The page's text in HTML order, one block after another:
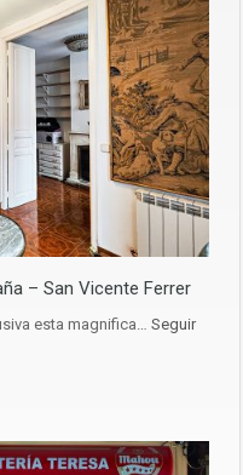
– San Vicente Ferrer
esta magnifica… Seguir